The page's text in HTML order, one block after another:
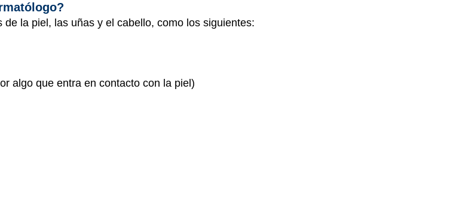
la piel, las uñas y el cabello, como los siguientes:
algo que entra en contacto con la piel)